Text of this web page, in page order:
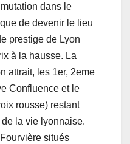
dans le
de devenir le lieu
prestige de Lyon
à la hausse. La
attrait, les 1er, 2eme
Confluence et le
rousse) restant
la vie lyonnaise.
situés